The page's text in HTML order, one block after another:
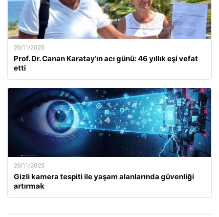
26/11/2025
Prof. Dr. Canan Karatay’ın acı günü: 46 yıllık eşi vefat
etti
26/11/2025
Gizli kamera tespiti ile yaşam alanlarında güvenliği
artırmak